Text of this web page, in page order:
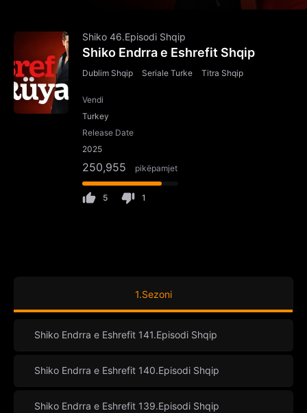
Shiko 46.Episodi Shqip
Shiko Endrra e Eshrefit Shqip
Dublim Shqip Seriale Turke Titra Shqip
Vendi
Turkey
Release Date
2025
250,955 pikëpamjet
5 1
1.Sezoni
Shiko Endrra e Eshrefit 141.Episodi Shqip
Shiko Endrra e Eshrefit 140.Episodi Shqip
Shiko Endrra e Eshrefit 139.Episodi Shqip